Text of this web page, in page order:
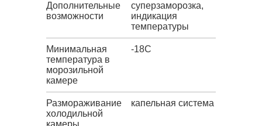
Дополнительные
возможности
суперзаморозка,
индикация
температуры
Минимальная
температура в
морозильной
камере
-18C
Размораживание
холодильной
камеры
капельная система